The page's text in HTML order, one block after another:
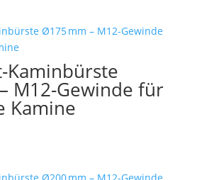
Kaminbürste
M12-Gewinde für
Kamine